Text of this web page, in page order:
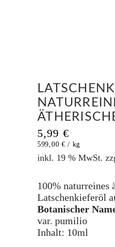
5,99 €
599,00 € / kg
inkl. 19 % MwSt.
100% naturreines
Latschenkieferöl
Botanischer
var. pumilio
Inhalt: 10ml